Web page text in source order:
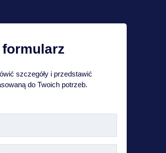
formularz
szczegóły i przedstawić
do Twoich potrzeb.